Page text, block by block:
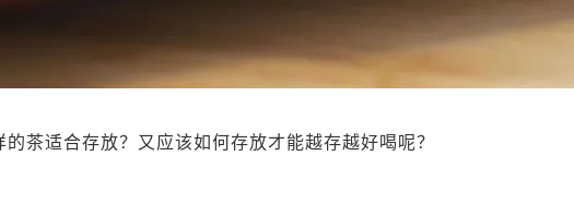
茶适合存放？又应该如何存放才能越存越好喝呢？